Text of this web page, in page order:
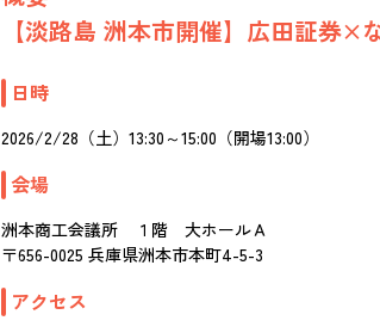
【淡路島 洲本市開催】広田証券×
日時
2026/2/28（土）13:30～15:00（開場13:00）
会場
洲本商工会議所 １階 大ホールＡ
〒656-0025 兵庫県洲本市本町4-5-3
アクセス